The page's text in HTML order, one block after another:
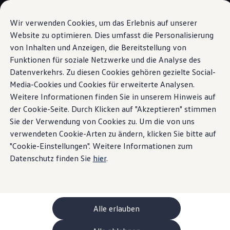
Wir verwenden Cookies, um das Erlebnis auf unserer
Website zu optimieren. Dies umfasst die Personalisierung
von Inhalten und Anzeigen, die Bereitstellung von
Funktionen für soziale Netzwerke und die Analyse des
Datenverkehrs. Zu diesen Cookies gehören gezielte Social-
Media-Cookies und Cookies für erweiterte Analysen.
Weitere Informationen finden Sie in unserem Hinweis auf
der Cookie-Seite. Durch Klicken auf "Akzeptieren" stimmen
Sie der Verwendung von Cookies zu. Um die von uns
verwendeten Cookie-Arten zu ändern, klicken Sie bitte auf
"Cookie-Einstellungen". Weitere Informationen zum
Datenschutz finden Sie hier.
Alle erlauben
Passa al
contenuto
principale
Vai a
piè di
pagina
La sua configurazione
Modelli speciali UNITED
Consulenza e acquisto
Offerte attuali
Clienti aziendali e flotte
Veicoli in pronta consegna
Occasioni
Finanziamento
Calcolatore di leasing
Elettromobilità
Costi e finanziamenti
Ricarica e autonomia
Ricaricare a casa
Ricaricare fuori casa
Ricarica bidirezionale
Soluzione di energia rinnovabile: Helion
ChargeOn
Tecnologia e batteria
Come funziona il sistema di batterie dei
App Volkswagen
Connettetevialla vostra
auto